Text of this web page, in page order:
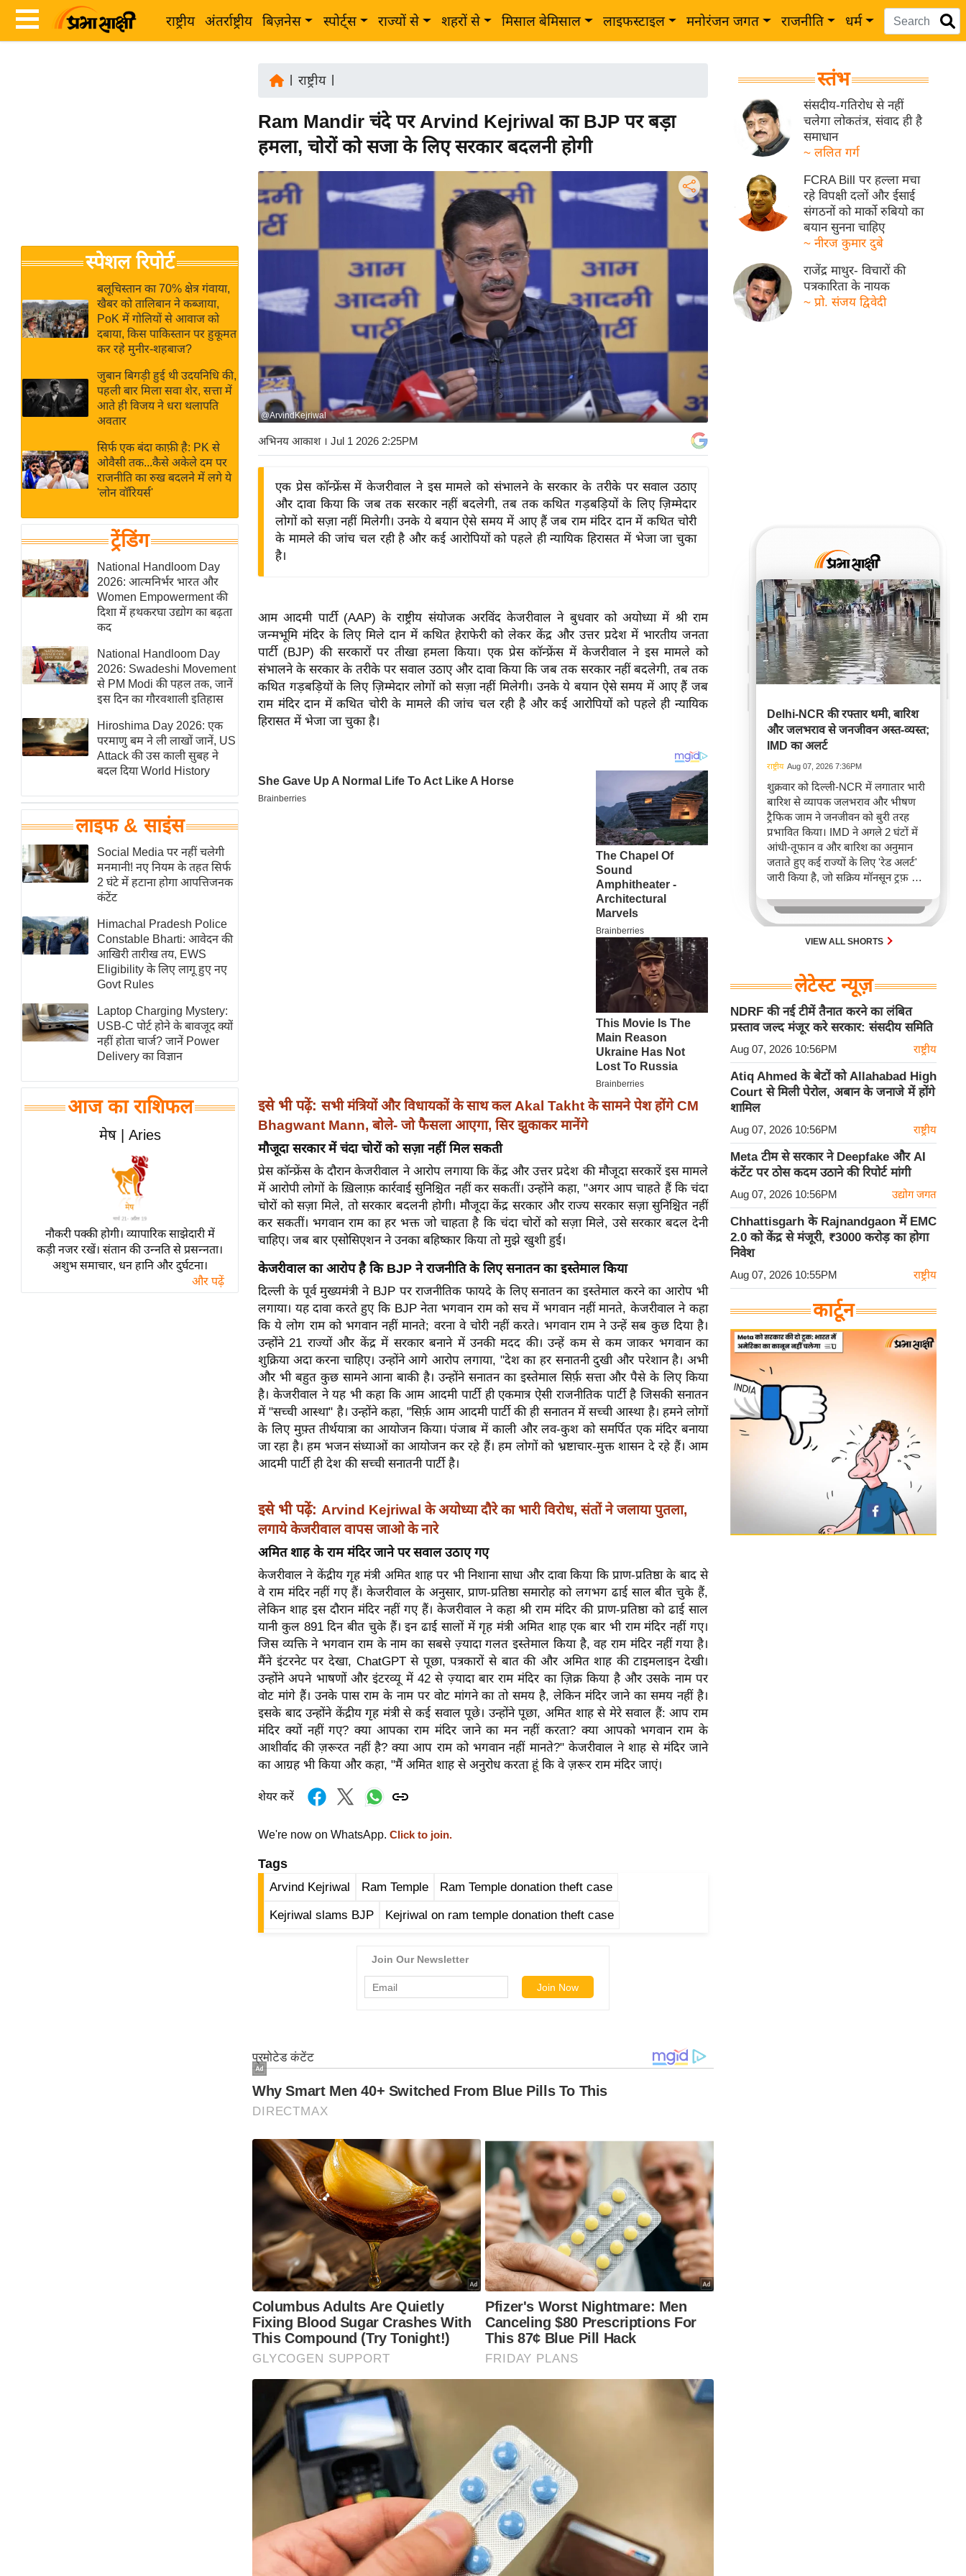
राष्ट्रीय अंतर्राष्ट्रीय बिज़नेस स्पोर्ट्स राज्यों से शहरों से मिसाल बेमिसाल लाइफस्टाइल मनोरंजन जगत राजनीति धर्म
Breaking
News in
Hindi
Hindi
Videos
जगत
राय
बजट
IPL
2026
ई-पेपर
मिसाल बेमिसाल
शख्सियत
यंग इंडिया
साहित्य जगत
ऑटो वर्ल्ड
न्यूज ब्रीफ
मनोरंजन जगत
बॉलीवुड
हॉलीवुड
फिल्म समीक्षा
Breaking
News
लाइफस्टाइल
टेक्नॉलॉजी
घरेलू नुस्खे
पर्यटन स्थल
फिटनेस मंत्रा
रिलेशनशिप
राजनीति
विश्लेषण
समसामयिक
मातृभूमि
एम.
आर.
आई.
समीक्षा
धर्म
ज्योतिष
त्योहार
राशिफल
विशेष
विश्लेषण
स्पेशल रिपोर्ट
बलूचिस्तान का 70% क्षेत्र गंवाया,
खैबर को तालिबान ने कब्जाया,
PoK में गोलियों से आवाज को
दबाया, किस पाकिस्तान पर हुकूमत
कर रहे मुनीर-शहबाज?
जुबान बिगड़ी हुई थी उदयनिधि की,
पहली बार मिला सवा शेर, सत्ता में
आते ही विजय ने धरा थलापति
अवतार
सिर्फ एक बंदा काफ़ी है: PK से
ओवैसी तक...कैसे अकेले दम पर
राजनीति का रुख बदलने में लगे ये
'लोन वॉरियर्स'
ट्रेंडिंग
National Handloom Day
2026: आत्मनिर्भर भारत और
Women Empowerment की
दिशा में हथकरघा उद्योग का बढ़ता
कद
National Handloom Day
2026: Swadeshi Movement
से PM Modi की पहल तक, जानें
इस दिन का गौरवशाली इतिहास
Hiroshima Day 2026: एक
परमाणु बम ने ली लाखों जानें, US
Attack की उस काली सुबह ने
बदल दिया World History
लाइफ & साइंस
Social Media पर नहीं चलेगी
मनमानी! नए नियम के तहत सिर्फ
2 घंटे में हटाना होगा आपत्तिजनक
कंटेंट
Himachal Pradesh Police
Constable Bharti: आवेदन की
आखिरी तारीख तय, EWS
Eligibility के लिए लागू हुए नए
Govt Rules
Laptop Charging Mystery:
USB-C पोर्ट होने के बावजूद क्यों
नहीं होता चार्ज? जानें Power
Delivery का विज्ञान
आज का राशिफल
मेष | Aries
नौकरी पक्की होगी। व्यापारिक साझेदारी में
कड़ी नजर रखें। संतान की उन्नति से प्रसन्नता।
अशुभ समाचार, धन हानि और दुर्घटना।
और पढ़ें
राष्ट्रीय|
Ram Mandir चंदे पर Arvind Kejriwal का BJP पर बड़ा
हमला, चोरों को सजा के लिए सरकार बदलनी होगी
@ArvindKejriwal
अभिनय आकाश। Jul 1 2026 2:25PM
एक प्रेस कॉन्फ्रेंस में केजरीवाल ने इस मामले को संभालने के सरकार के तरीके पर सवाल उठाए
और दावा किया कि जब तक सरकार नहीं बदलेगी, तब तक कथित गड़बड़ियों के लिए ज़िम्मेदार
लोगों को सज़ा नहीं मिलेगी। उनके ये बयान ऐसे समय में आए हैं जब राम मंदिर दान में कथित चोरी
के मामले की जांच चल रही है और कई आरोपियों को पहले ही न्यायिक हिरासत में भेजा जा चुका
है।
आम आदमी पार्टी (AAP) के राष्ट्रीय संयोजक अरविंद केजरीवाल ने बुधवार को अयोध्या में श्री राम
जन्मभूमि मंदिर के लिए मिले दान में कथित हेराफेरी को लेकर केंद्र और उत्तर प्रदेश में भारतीय जनता
पार्टी (BJP) की सरकारों पर तीखा हमला किया। एक प्रेस कॉन्फ्रेंस में केजरीवाल ने इस मामले को
संभालने के सरकार के तरीके पर सवाल उठाए और दावा किया कि जब तक सरकार नहीं बदलेगी, तब तक
कथित गड़बड़ियों के लिए ज़िम्मेदार लोगों को सज़ा नहीं मिलेगी। उनके ये बयान ऐसे समय में आए हैं जब
राम मंदिर दान में कथित चोरी के मामले की जांच चल रही है और कई आरोपियों को पहले ही न्यायिक
हिरासत में भेजा जा चुका है।
इसे भी पढ़ें: सभी मंत्रियों और विधायकों के साथ कल Akal Takht के सामने पेश होंगे CM
Bhagwant Mann, बोले- जो फैसला आएगा, सिर झुकाकर मानेंगे
मौजूदा सरकार में चंदा चोरों को सज़ा नहीं मिल सकती
प्रेस कॉन्फ्रेंस के दौरान केजरीवाल ने आरोप लगाया कि केंद्र और उत्तर प्रदेश की मौजूदा सरकारें इस मामले
में आरोपी लोगों के ख़िलाफ़ कार्रवाई सुनिश्चित नहीं कर सकतीं। उन्होंने कहा, "अगर आप चाहते हैं कि चंदा
चोरों को सज़ा मिले, तो सरकार बदलनी होगी। मौजूदा केंद्र सरकार और राज्य सरकार सज़ा सुनिश्चित नहीं
कर सकतीं। भगवान राम का हर भक्त जो चाहता है कि चंदा चोरों को सज़ा मिले, उसे सरकार बदल देनी
चाहिए। जब ​​बार एसोसिएशन ने उनका बहिष्कार किया तो मुझे खुशी हुई।
केजरीवाल का आरोप है कि BJP ने राजनीति के लिए सनातन का इस्तेमाल किया
दिल्ली के पूर्व मुख्यमंत्री ने BJP पर राजनीतिक फायदे के लिए सनातन का इस्तेमाल करने का आरोप भी
लगाया। यह दावा करते हुए कि BJP नेता भगवान राम को सच में भगवान नहीं मानते, केजरीवाल ने कहा
कि ये लोग राम को भगवान नहीं मानते; वरना वे चोरी नहीं करते। भगवान राम ने उन्हें सब कुछ दिया है।
उन्होंने 21 राज्यों और केंद्र में सरकार बनाने में उनकी मदद की। उन्हें कम से कम जाकर भगवान का
शुक्रिया अदा करना चाहिए। उन्होंने आगे आरोप लगाया, "देश का हर सनातनी दुखी और परेशान है। अभी
और भी बहुत कुछ सामने आना बाकी है। उन्होंने सनातन का इस्तेमाल सिर्फ़ सत्ता और पैसे के लिए किया
है। केजरीवाल ने यह भी कहा कि आम आदमी पार्टी ही एकमात्र ऐसी राजनीतिक पार्टी है जिसकी सनातन
में "सच्ची आस्था" है। उन्होंने कहा, "सिर्फ़ आम आदमी पार्टी की ही सनातन में सच्ची आस्था है। हमने लोगों
के लिए मुफ़्त तीर्थयात्रा का आयोजन किया। पंजाब में काली और लव-कुश को समर्पित एक मंदिर बनाया
जा रहा है। हम भजन संध्याओं का आयोजन कर रहे हैं। हम लोगों को भ्रष्टाचार-मुक्त शासन दे रहे हैं। आम
आदमी पार्टी ही देश की सच्ची सनातनी पार्टी है।
इसे भी पढ़ें: Arvind Kejriwal के अयोध्या दौरे का भारी विरोध, संतों ने जलाया पुतला,
लगाये केजरीवाल वापस जाओ के नारे
अमित शाह के राम मंदिर जाने पर सवाल उठाए गए
केजरीवाल ने केंद्रीय गृह मंत्री अमित शाह पर भी निशाना साधा और दावा किया कि प्राण-प्रतिष्ठा के बाद से
वे राम मंदिर नहीं गए हैं। केजरीवाल के अनुसार, प्राण-प्रतिष्ठा समारोह को लगभग ढाई साल बीत चुके हैं,
लेकिन शाह इस दौरान मंदिर नहीं गए हैं। केजरीवाल ने कहा श्री राम मंदिर की प्राण-प्रतिष्ठा को ढाई साल
यानी कुल 891 दिन बीत चुके हैं। इन ढाई सालों में गृह मंत्री अमित शाह एक बार भी राम मंदिर नहीं गए।
जिस व्यक्ति ने भगवान राम के नाम का सबसे ज़्यादा गलत इस्तेमाल किया है, वह राम मंदिर नहीं गया है।
मैंने इंटरनेट पर देखा, ChatGPT से पूछा, पत्रकारों से बात की और अमित शाह की टाइमलाइन देखी।
उन्होंने अपने भाषणों और इंटरव्यू में 42 से ज़्यादा बार राम मंदिर का ज़िक्र किया है और उसके नाम पर
वोट मांगे हैं। उनके पास राम के नाम पर वोट मांगने का तो समय है, लेकिन मंदिर जाने का समय नहीं है।
इसके बाद उन्होंने केंद्रीय गृह मंत्री से कई सवाल पूछे। उन्होंने पूछा, अमित शाह से मेरे सवाल हैं: आप राम
मंदिर क्यों नहीं गए? क्या आपका राम मंदिर जाने का मन नहीं करता? क्या आपको भगवान राम के
आशीर्वाद की ज़रूरत नहीं है? क्या आप राम को भगवान नहीं मानते?" केजरीवाल ने शाह से मंदिर जाने
का आग्रह भी किया और कहा, "मैं अमित शाह से अनुरोध करता हूं कि वे ज़रूर राम मंदिर जाएं।
शेयर करें
We're now on WhatsApp. Click to join.
Tags
Arvind Kejriwal Ram Temple Ram Temple donation theft case
Kejriwal slams BJP Kejriwal on ram temple donation theft case
स्तंभ
संसदीय-गतिरोध से नहीं
चलेगा लोकतंत्र, संवाद ही है
समाधान
~ ललित गर्ग
FCRA Bill पर हल्ला मचा
रहे विपक्षी दलों और ईसाई
संगठनों को मार्को रुबियो का
बयान सुनना चाहिए
~ नीरज कुमार दुबे
राजेंद्र माथुर- विचारों की
पत्रकारिता के नायक
~ प्रो. संजय द्विवेदी
Delhi-NCR की रफ्तार थमी, बारिश
और जलभराव से जनजीवन अस्त-व्यस्त;
IMD का अलर्ट
राष्ट्रीय Aug 07, 2026 7:36PM
शुक्रवार को दिल्ली-NCR में लगातार भारी
बारिश से व्यापक जलभराव और भीषण
ट्रैफिक जाम ने जनजीवन को बुरी तरह
प्रभावित किया। IMD ने अगले 2 घंटों में
आंधी-तूफान व और बारिश का अनुमान
जताते हुए कई राज्यों के लिए 'रेड अलर्ट'
जारी किया है, जो सक्रिय मॉनसून ट्रफ़ और
जिससे यातायात बाधित होने के साथ-साथ
सफदरजंग अस्पताल में भी जलभराव की
स्थिति बनी।VIEW ALL SHORTS
लेटेस्ट न्यूज़
NDRF की नई टीमें तैनात करने का लंबित
प्रस्ताव जल्द मंजूर करे सरकार: संसदीय समिति
Aug 07, 2026 10:56PM राष्ट्रीय
Atiq Ahmed के बेटों को Allahabad High
Court से मिली पेरोल, अबान के जनाजे में होंगे
शामिल
Aug 07, 2026 10:56PM राष्ट्रीय
Meta टीम से सरकार ने Deepfake और AI
कंटेंट पर ठोस कदम उठाने की रिपोर्ट मांगी
Aug 07, 2026 10:56PM उद्योग जगत
Chhattisgarh के Rajnandgaon में EMC
2.0 को केंद्र से मंजूरी, ₹3000 करोड़ का होगा
निवेश
Aug 07, 2026 10:55PM राष्ट्रीय
कार्टून